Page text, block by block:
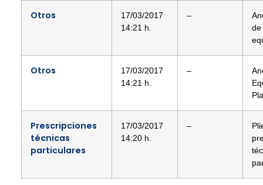
Otros
17/03/2017
14:21 h.
–
de
Otros
17/03/2017
14:21 h.
–
Prescripciones
técnicas
particulares
17/03/2017
14:20 h.
–